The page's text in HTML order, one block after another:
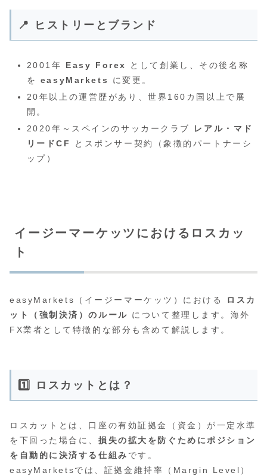
📍 ヒストリーとブランド
2001年 Easy Forex
として創業し、その後名称
を easyMarkets
に変更。
20年以上の運営歴があり、世界160カ国以上で展
開。
2020年～スペインのサッカークラブ レアル・マド
リードCF
とスポンサー契約（象徴的パートナーシ
ップ）
イージーマーケッツにおけるロスカッ
ト
easyMarkets（イージーマーケッツ）における
ロスカ
ット（強制決済）のルール について整理します。海外
FX業者として特徴的な部分も含めて解説します。
1️⃣ ロスカットとは？
ロスカットとは、口座の有効証拠金（資金）が一定水準
を下回った場合に、損失の拡大を防ぐためにポジション
を自動的に決済する仕組み です。
easyMarketsでは、証拠金維持率（Margin Level）